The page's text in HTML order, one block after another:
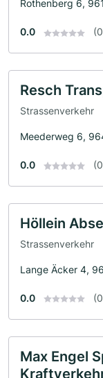
Rothenberg 6,
0.0
Resch
Strassenverkehr
Meederweg 6,
0.0
Höllein
Strassenverkehr
Lange Äcker 4,
0.0
Max Engel